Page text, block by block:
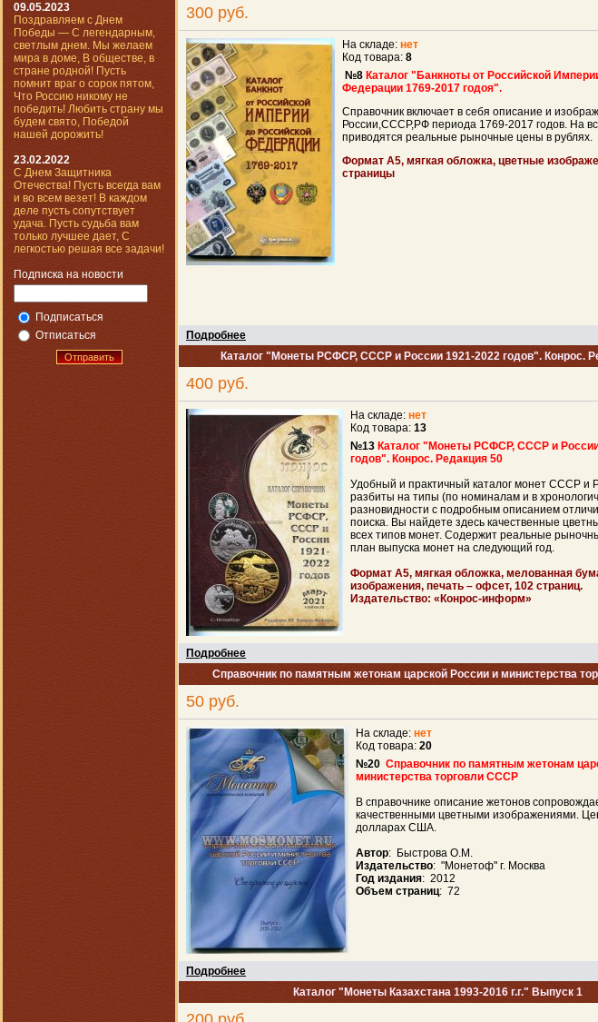
09.05.2023
Поздравляем с Днем
Победы — С легендарным,
светлым днем. Мы желаем
мира в доме, В обществе, в
стране родной! Пусть
помнит враг о сорок пятом,
Что Россию никому не
победить! Любить страну мы
будем свято, Победой
нашей дорожить!
23.02.2022
С Днем Защитника
Отечества! Пусть всегда вам
и во всем везет! В каждом
деле пусть сопутствует
удача. Пусть судьба вам
только лучшее дает, С
легкостью решая все задачи!
Подписка на новости
Подписаться
Отписаться
Отправить
300 руб.
На складе: нет
Код товара: 8
№8 Каталог "Банкноты от Российской
Федерации 1769-2017 годоя".
Справочник включает в себя описание и
России,СССР,РФ периода 1769-2017 годов. На
приводятся реальные рыночные цены в рублях.
Формат А5, мягкая обложка, цветные
страницы
Подробнее
Каталог "Монеты РСФСР, СССР и России 1921-2022 годов". Конрос.
400 руб.
На складе: нет
Код товара: 13
№13 Каталог "Монеты РСФСР, СССР и
годов". Конрос. Редакция 50
Удобный и практичный каталог монет СССР и
разбиты на типы (по номиналам и в
разновидности с подробным описанием
поиска. Вы найдете здесь качественные
всех типов монет. Содержит реальные
план выпуска монет на следующий год.
Формат A5, мягкая обложка, мелованная
изображения, печать – офсет, 102 страниц.
Издательство: «Конрос-информ»
Подробнее
Справочник по памятным жетонам царской России и министерства
50 руб.
На складе: нет
Код товара: 20
№20 Справочник по памятным жетонам
министерства торговли СССР
В справочнике описание жетонов
качественными цветными изображениями.
долларах США.
Автор: Быстрова О.М.
Издательство: "Монетоф" г. Москва
Год издания: 2012
Объем страниц: 72
Подробнее
Каталог "Монеты Казахстана 1993-2016 г.г." Выпуск 1